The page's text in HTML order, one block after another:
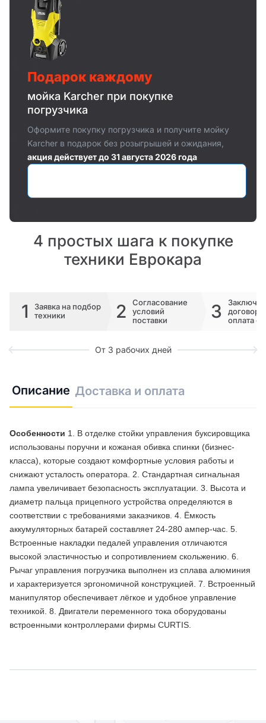
Подарок каждому
мойка Karcher при покупке
погрузчика
Оформите покупку погрузчика и получите мойку
Karcher в подарок без розыгрышей и ожидания,
акция действует до 31 августа 2026 года
4 простых шага к покупке
техники Еврокара
1
Заявка на подбор
техники
2
Согласование
условий
поставки
3
договора
оплата
От 3 рабочих дней
Описание Доставка и оплата
Особенности 1. В отделке стойки управления буксировщика
использованы поручни и кожаная обивка спинки (бизнес-
класса), которые создают комфортные условия работы и
снижают усталость оператора. 2. Стандартная сигнальная
лампа увеличивает безопасность эксплуатации. 3. Высота и
диаметр пальца прицепного устройства определяются в
соответствии с требованиями заказчиков. 4. Ёмкость
аккумуляторных батарей составляет 24-280 ампер-час. 5.
Встроенные накладки педалей управления отличаются
высокой эластичностью и сопротивлением скольжению. 6.
Рычаг управления погрузчика выполнен из сплава алюминия
и характеризуется эргономичной конструкцией. 7. Встроенный
манипулятор обеспечивает лёгкое и удобное управление
техникой. 8. Двигатели переменного тока оборудованы
встроенными контроллерами фирмы CURTIS.